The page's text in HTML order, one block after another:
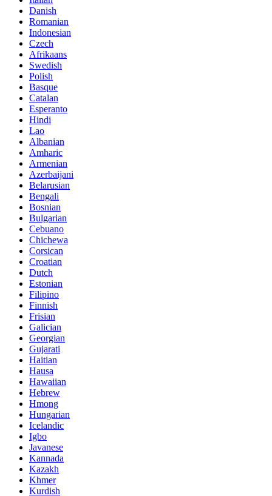
Danish
Romanian
Indonesian
Czech
Afrikaans
Swedish
Polish
Basque
Catalan
Esperanto
Hindi
Lao
Albanian
Amharic
Armenian
Azerbaijani
Belarusian
Bengali
Bosnian
Bulgarian
Cebuano
Chichewa
Corsican
Croatian
Dutch
Estonian
Filipino
Finnish
Frisian
Galician
Georgian
Gujarati
Haitian
Hausa
Hawaiian
Hebrew
Hmong
Hungarian
Icelandic
Igbo
Javanese
Kannada
Kazakh
Khmer
Kurdish